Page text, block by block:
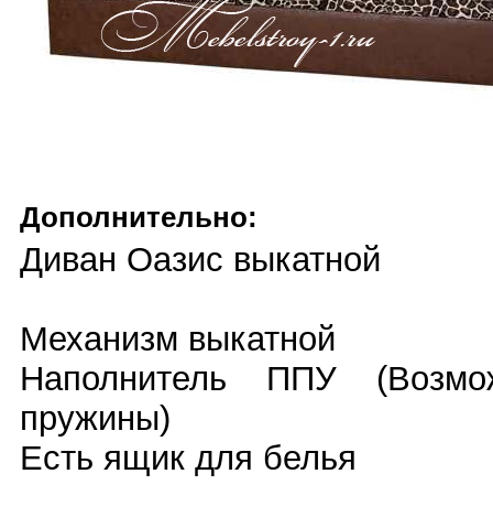
Дополнительно:
Диван Оазис выкатной
Механизм выкатной
Наполнитель ППУ
пружины)
Есть ящик для белья